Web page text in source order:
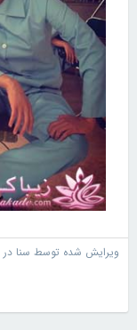
ویرایش شده توسط سنا در تاریخ ۱۸/۳/